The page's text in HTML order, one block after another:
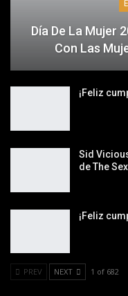
Día De La Mujer
Con Las
¡Feliz
Sid
de The
¡Feliz
PREV NEXT 1 of 682